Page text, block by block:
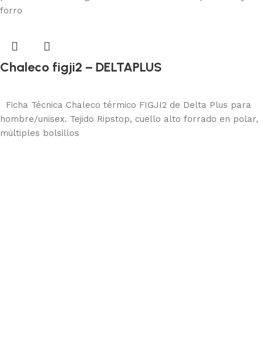
forro
Chaleco figji2 – DELTAPLUS
Protección corporal
Ficha Técnica Chaleco térmico FIGJI2 de Delta Plus para
hombre/unisex. Tejido Ripstop, cuello alto forrado en polar,
múltiples bolsillos